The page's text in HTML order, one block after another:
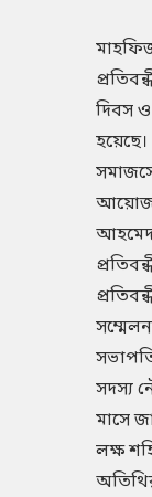
দিবস
আহমেদ
সদস্য
মাসে
লক্ষ